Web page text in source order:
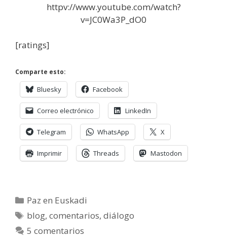
httpv://www.youtube.com/watch?
v=JC0Wa3P_dO0
[ratings]
Comparte esto:
Bluesky Facebook
Correo electrónico LinkedIn
Telegram WhatsApp X
Imprimir Threads Mastodon
Categorías
Paz en Euskadi
Etiquetas
blog,comentarios,diálogo
5 comentarios